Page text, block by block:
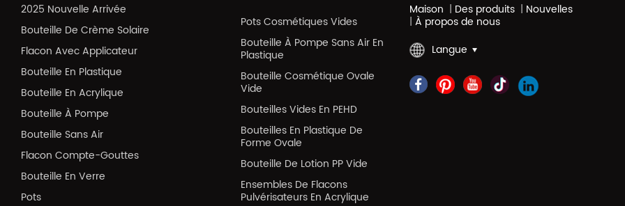
2025 Nouvelle Arrivée
Bouteille De Crème Solaire
Flacon Avec Applicateur
Bouteille En Plastique
Bouteille En Acrylique
Bouteille À Pompe
Bouteille Sans Air
Flacon Compte-Gouttes
Bouteille En Verre
Pots
Pots Cosmétiques Vides
Bouteille À Pompe Sans Air En
Plastique
Bouteille Cosmétique Ovale
Vide
Bouteilles Vides En PEHD
Bouteilles En Plastique De
Forme Ovale
Bouteille De Lotion PP Vide
Ensembles De Flacons
Pulvérisateurs En Acrylique
Maison | Des produits | Nouvelles
| À propos de nous
Langue